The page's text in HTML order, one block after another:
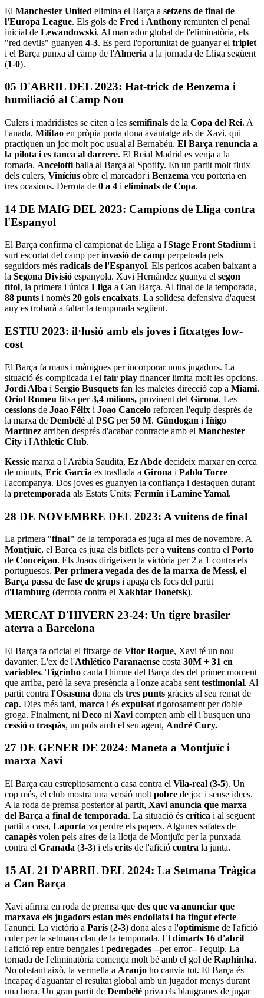
El Manchester United elimina el Barça a setzens de final de
l'Europa League. Els gols de Fred i Anthony remunten el penal
inicial de Lewandowski. Al marcador global de l'eliminatòria, els
"red devils" guanyen 4-3. Es perd l'oportunitat de guanyar el triplet
i el Barça punxa al camp de l'Almeria a la jornada de Lliga següent
(1-0).
05 D'ABRIL DEL 2023: Hat-trick de Benzema i
humiliació al Camp Nou
Culers i madridistes se citen a les semifinals de la Copa del Rei. A
l'anada, Militao en pròpia porta dona avantatge als de Xavi, qui
practiquen un joc molt poc usual al Bernabéu. El Barça renuncia a
la pilota i es tanca al darrere. El Reial Madrid es venja a la
tornada. Ancelotti balla al Barça al Spotify. En un partit molt fluix
dels culers, Vinícius obre el marcador i Benzema veu porteria en
tres ocasions. Derrota de 0 a 4 i eliminats de Copa.
14 DE MAIG DEL 2023: Campions de Lliga contra
l'Espanyol
El Barça confirma el campionat de Lliga a l'Stage Front Stadium i
surt escortat del camp perinvasió de camp perpetrada pels
seguidors més radicals de l'Espanyol. Els pericos acaben baixant a
la Segona Divisió espanyola. Xavi Hernández guanya el segon
títol, la primera i única Lliga a Can Barça. Al final de la temporada,
88 punts i només 20 gols encaixats. La solidesa defensiva d'aquest
any es trobarà a faltar la temporada següent.
ESTIU 2023: il·lusió amb els joves i fitxatges low-
cost
El Barça fa mans i mànigues per incorporar nous jugadors. La
situació és complicada i el fair play financer limita molt les opcions.
Jordi Alba i Sergio Busquets fan les maletes direcció cap a Miami.
Oriol Romeu fitxa per3,4 milions, provinent del Girona. Les
cessions de Joao Félix i Joao Cancelo reforcen l'equip després de
la marxa de Dembélé al PSG per50 M. Gündogan i Iñigo
Martínez arriben després d'acabar contracte amb el Manchester
City i l'Athletic Club.
Kessie marxa a l'Aràbia Saudita, Ez Abde decideix marxar en cerca
de minuts, Eric Garcia es trasllada a Girona i Pablo Torre
l'acompanya. Dos joves es guanyen la confiança i destaquen durant
la pretemporada als Estats Units: Fermín i Lamine Yamal.
28 DE NOVEMBRE DEL 2023: A vuitens de final
La primera "final" de la temporada es juga al mes de novembre. A
Montjuïc, el Barça es juga els bitllets per a vuitens contra el Porto
de Conceiçao. Els Joaos dirigeixen la victòria per 2 a 1 contra els
portuguesos. Per primera vegada des de la marxa de Messi, el
Barça passa de fase de grups i apaga els focs del partit
d'Hamburg (derrota contra el Xakhtar Donetsk).
MERCAT D'HIVERN 23-24: Un tigre brasiler
aterra a Barcelona
El Barça fa oficial el fitxatge de Vitor Roque, Xavi té un nou
davanter. L'ex de l'Athlético Paranaense costa 30M + 31 en
variables. Tigrinho canta l'himne del Barça des del primer moment
que arriba, però la seva presència a l'onze acaba sent testimonial. Al
partit contra l'Osasuna dona els tres punts gràcies al seu remat de
cap. Dies més tard, marca i és expulsat rigorosament per doble
groga. Finalment, ni Deco ni Xavi compten amb ell i busquen una
cessió o traspàs, un pols amb el seu agent, André Cury.
27 DE GENER DE 2024: Maneta a Montjuïc i
marxa Xavi
El Barça cau estrepitosament a casa contra el Vila-real (3-5). Un
cop més, el club mostra una versió molt pobre de joc i sense idees.
A la roda de premsa posterior al partit, Xavi anuncia que marxa
del Barça a final de temporada. La situació és crítica i al següent
partit a casa, Laporta va perdre els papers. Algunes safates de
canapès volen pels aires de la llotja de Montjuïc per la punxada
contra el Granada (3-3) i els crits de l'afició contra la junta.
15 AL 21 D'ABRIL DEL 2024: La Setmana Tràgica
a Can Barça
Xavi afirma en roda de premsa que des que va anunciar que
marxava els jugadors estan més endollats i ha tingut efecte
l'anunci. La victòria a París (2-3) dona ales a l'optimisme de l'afició
culer per la setmana clau de la temporada. El dimarts 16 d'abril
l'afició rep entre bengales i pedregades --per error-- l'equip. La
tornada de l'eliminatòria comença molt bé amb el gol de Raphinha.
No obstant això, la vermella a Araujo ho canvia tot. El Barça és
incapaç d'aguantar el resultat global amb un jugador menys durant
una hora. Un gran partit de Dembélé priva els blaugranes de jugar